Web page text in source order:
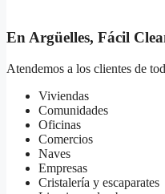
En Argüelles, Fácil
Atendemos a los clientes de
Viviendas
Comunidades
Oficinas
Comercios
Naves
Empresas
Cristalería y escaparates